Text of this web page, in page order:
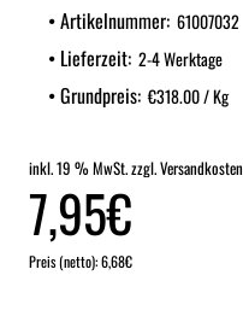
Artikelnummer: 61007032
Lieferzeit: 2-4 Werktage
Grundpreis: €318.00 / Kg
inkl. 19 % MwSt. zzgl. Versandkosten
7,95€
Preis (netto): 6,68€